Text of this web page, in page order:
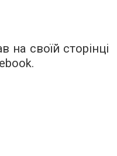
на своїй сторінці